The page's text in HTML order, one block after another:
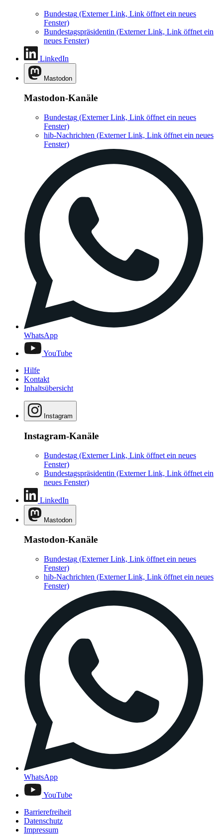
Bundestag (Externer Link, Link öffnet ein neues
Fenster)
Bundestagspräsidentin (Externer Link, Link öffnet ein
neues Fenster)
LinkedIn
Mastodon
Mastodon-Kanäle
Bundestag (Externer Link, Link öffnet ein neues
Fenster)
hib-Nachrichten (Externer Link, Link öffnet ein neues
Fenster)
WhatsApp
YouTube
Hilfe
Kontakt
Inhaltsübersicht
Instagram
Instagram-Kanäle
Bundestag (Externer Link, Link öffnet ein neues
Fenster)
Bundestagspräsidentin (Externer Link, Link öffnet ein
neues Fenster)
LinkedIn
Mastodon
Mastodon-Kanäle
Bundestag (Externer Link, Link öffnet ein neues
Fenster)
hib-Nachrichten (Externer Link, Link öffnet ein neues
Fenster)
WhatsApp
YouTube
Barrierefreiheit
Datenschutz
Impressum